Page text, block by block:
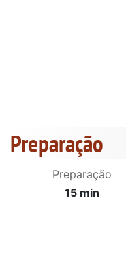
Preparação
Preparação
15 min